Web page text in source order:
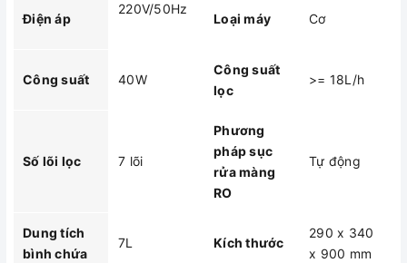
Điện áp
220V/50Hz
Loại máy Cơ
Công suất 40W
Công suất
lọc
>= 18L/h
Số lõi lọc 7 lõi
Phương
pháp sục
rửa màng
RO
Tự động
Dung tích
bình chứa
7L Kích thước
290 x 340
x 900 mm